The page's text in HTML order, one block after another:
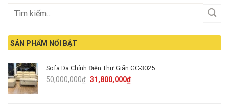
SẢN PHẨM NỔI BẬT
Sofa Da Chỉnh Điện Thư Giãn GC-3025
50,000,000₫ Original
31,800,000₫Current